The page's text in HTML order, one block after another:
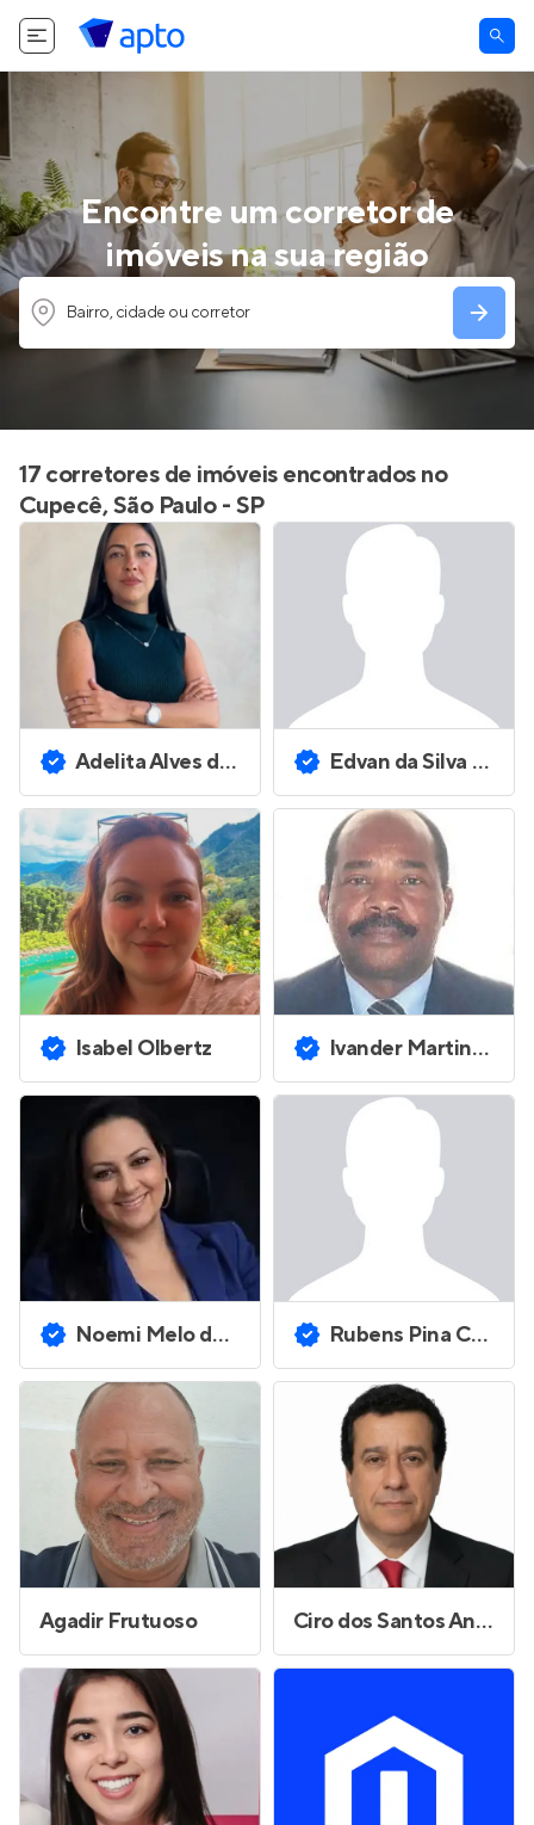
Encontre um corretor de
imóveis na sua região
Bairro, cidade ou corretor
17 corretores de imóveis encontrados no
Cupecê, São Paulo - SP
Adelita Alves dos Santos Edvan da Silva Santos
Isabel Olbertz Ivander Martins Mendes Ferreira
Noemi Melo de Lima Rubens Pina Costa
Agadir Frutuoso Ciro dos Santos Andrade